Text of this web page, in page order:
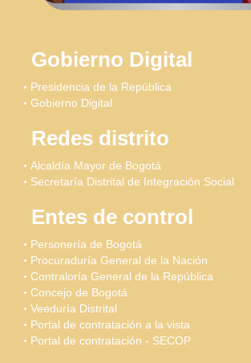
Gobierno Digital
Presidencia de la República
Gobierno Digital
Redes distrito
Alcaldía Mayor de Bogotá
Secretaría Distrital de Integración Social
Entes de control
Personería de Bogotá
Procuraduría General de la Nación
Contraloría General de la República
Concejo de Bogotá
Veeduría Distrital
Portal de contratación a la vista
Portal de contratación - SECOP